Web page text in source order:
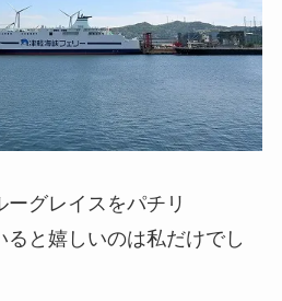
ーグレイスをパチリ
ると嬉しいのは私だけでし